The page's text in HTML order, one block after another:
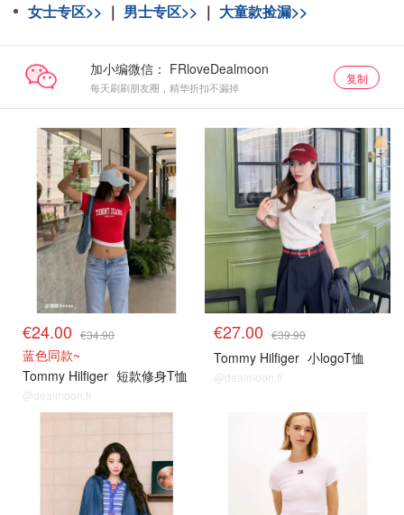
女士专区>> ｜ 男士专区>> ｜ 大童款捡漏>>
加小编微信：
每天刷刷朋友圈，精华折扣不漏掉
复制
€24.00 €34.90
蓝色同款~
Tommy Hilfiger 短款修身T恤
@dealmoon.fr
€27.00 €39.90
Tommy Hilfiger 小logoT恤
@dealmoon.fr